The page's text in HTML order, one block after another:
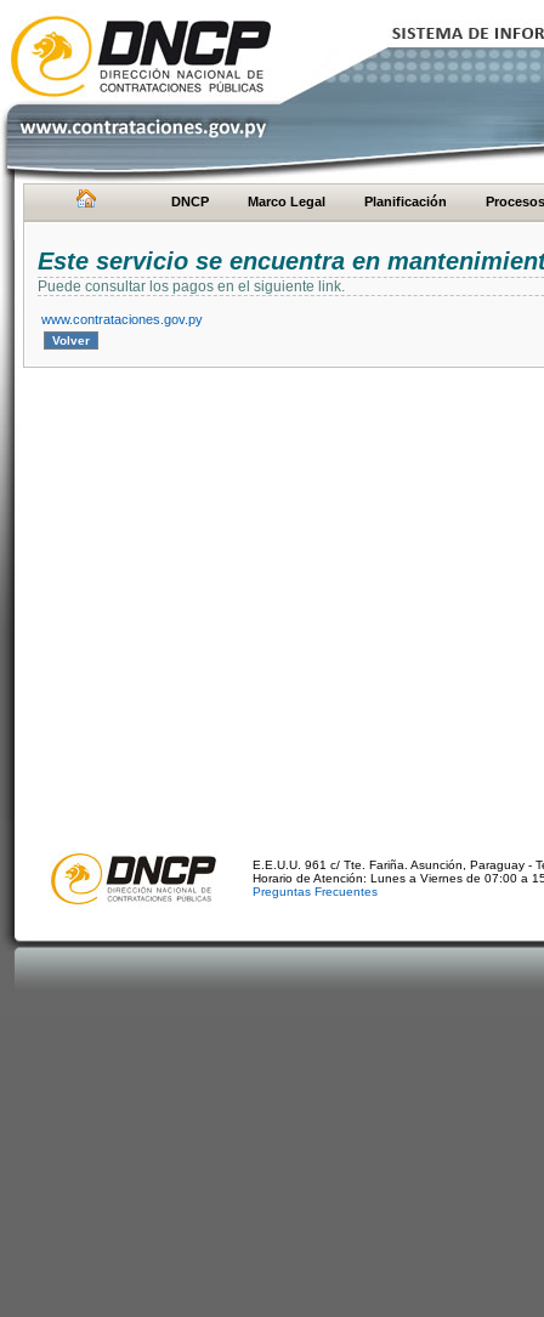
DNCP Marco Legal Planificación Procesos
Este servicio se encuentra en
Puede consultar los pagos en el siguiente link.
www.contrataciones.gov.py
E.E.U.U. 961 c/ Tte. Fariña. Asunción, Paraguay -
Horario de Atención: Lunes a Viernes de 07:00 a
Preguntas Frecuentes